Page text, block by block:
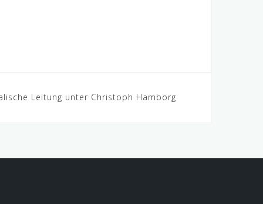
Leitung unter Christoph Hamborg